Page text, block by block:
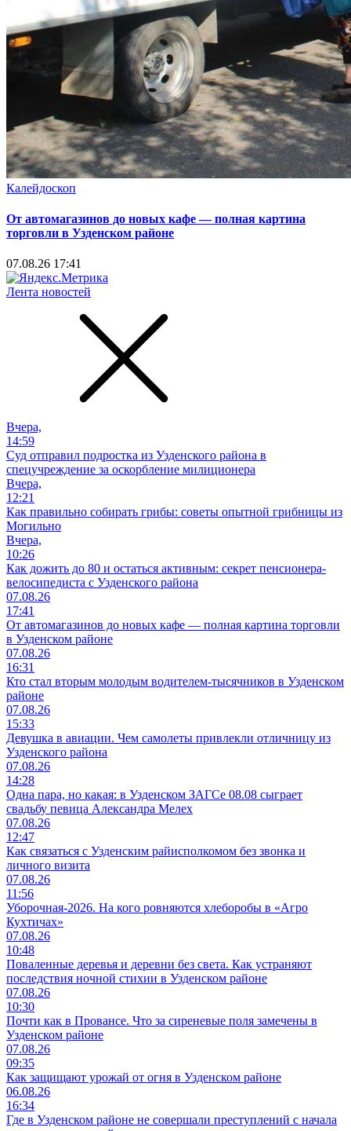
Калейдоскоп
От автомагазинов до новых кафе — полная картина
торговли в Узденском районе
07.08.26 17:41
Лента новостей
Вчера,
14:59
Суд отправил подростка из Узденского района в
спецучреждение за оскорбление милиционера
Вчера,
12:21
Как правильно собирать грибы: советы опытной грибницы из
Могильно
Вчера,
10:26
Как дожить до 80 и остаться активным: секрет пенсионера-
велосипедиста с Узденского района
07.08.26
17:41
От автомагазинов до новых кафе — полная картина торговли
в Узденском районе
07.08.26
16:31
Кто стал вторым молодым водителем-тысячников в Узденском
районе
07.08.26
15:33
Девушка в авиации. Чем самолеты привлекли отличницу из
Узденского района
07.08.26
14:28
Одна пара, но какая: в Узденском ЗАГСе 08.08 сыграет
свадьбу певица Александра Мелех
07.08.26
12:47
Как связаться с Узденским райисполкомом без звонка и
личного визита
07.08.26
11:56
Уборочная-2026. На кого ровняются хлеборобы в «Агро
Кухтичах»
07.08.26
10:48
Поваленные деревья и деревни без света. Как устраняют
последствия ночной стихии в Узденском районе
07.08.26
10:30
Почти как в Провансе. Что за сиреневые поля замечены в
Узденском районе
07.08.26
09:35
Как защищают урожай от огня в Узденском районе
06.08.26
16:34
Где в Узденском районе не совершали преступлений с начала